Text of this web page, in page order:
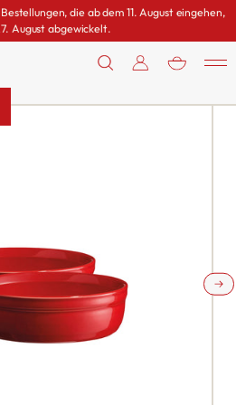
die ab dem 11. August eingehen,
August abgewickelt.